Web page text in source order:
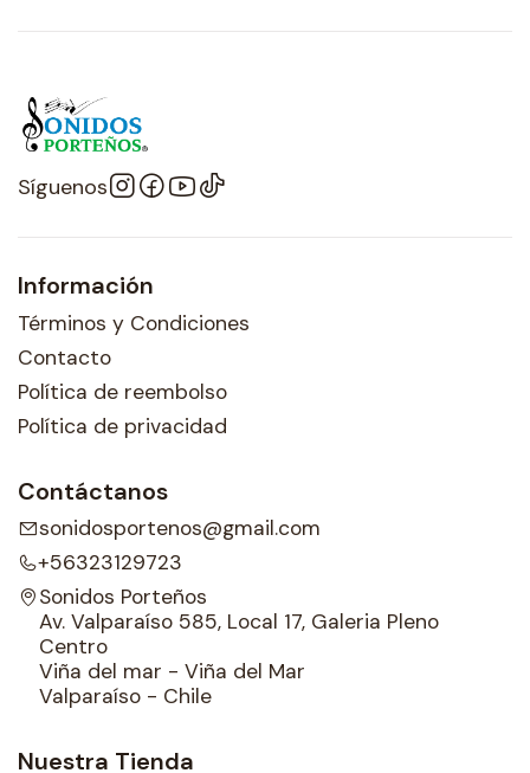
Síguenos
Información
Términos y Condiciones
Contacto
Política de reembolso
Política de privacidad
Contáctanos
sonidosportenos@gmail.com
+56323129723
Sonidos Porteños
Av. Valparaíso 585, Local 17, Galeria Pleno
Centro
Viña del mar - Viña del Mar
Valparaíso - Chile
Nuestra Tienda